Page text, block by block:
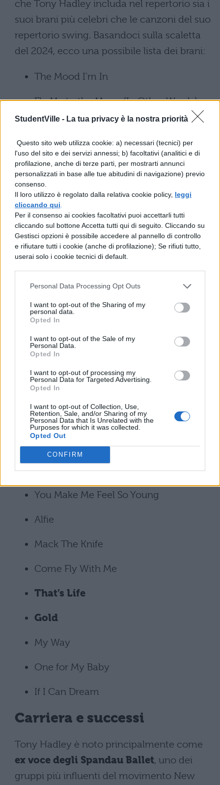
StudentVille - La tua privacy è la nostra priorità
Questo sito web utilizza cookie: a) necessari (tecnici) per
l'uso del sito e dei servizi annessi; b) facoltativi (analitici e di
profilazione, anche di terze parti, per mostrarti annunci
personalizzati in base alle tue abitudini di navigazione) previo
consenso.
Il loro utilizzo è regolato dalla relativa cookie policy, leggi
cliccando qui
Per il consenso ai cookies facoltativi puoi accettarli tutti
cliccando sul bottone Accetta tutti qui di seguito. Cliccando su
Gestisci opzioni è possibile accedere al pannello di controllo
e rifiutare tutti i cookie (anche di profilazione); Se rifiuti tutto,
userai solo i cookie tecnici di default.
Personal Data Processing Opt Outs
I want to opt-out of the Sharing of my
personal data.
Opted In
I want to opt-out of the Sale of my
Personal Data.
Opted In
I want to opt-out of processing my
Personal Data for Targeted Advertising.
Opted In
I want to opt-out of Collection, Use,
Retention, Sale, and/or Sharing of my
Personal Data that Is Unrelated with the
Purposes for which it was collected.
Opted Out
CONFIRM
che Tony Hadley includa nel repertorio sia i
suoi brani più celebri che le canzoni del suo
repertorio swing. Basandoci sulla scaletta
del 2024, ecco una possibile lista dei brani:
The Mood I’m In
Fly Me to the Moon (In Other Words)
The Good Life
Only When You Leave
Through the Barricades
Just a Gigolo
Wives and Lovers
Love for Sale
True
Walk Of Shame
Bewitched, Bothered and Bewildered
Touch Me
The Summer Wind
I Wanna Be Around
The Lady Is a Tramp
You Make Me Feel So Young
Alfie
Mack The Knife
Come Fly With Me
That’s Life
Gold
My Way
One for My Baby
If I Can Dream
Carriera e successi
Tony Hadley è noto principalmente come
ex voce degli Spandau Ballet, uno dei
gruppi più influenti del movimento New